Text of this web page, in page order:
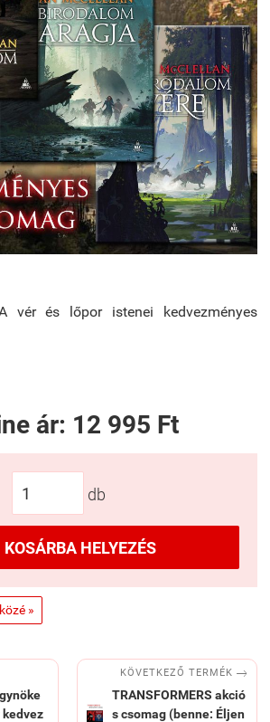
vér és lőpor istenei kedvezményes
ár: 12 995 Ft
db
KOSÁRBA HELYEZÉS
»
kedvez
KÖVETKEZŐ TERMÉK 
TRANSFORMERS akció
s csomag (benne: Éljen